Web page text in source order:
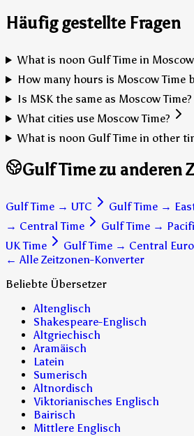
Häufig gestellte Fragen
What is noon Gulf Time in Moscow
How many hours is Moscow Time
Is MSK the same as Moscow Time?
What cities use Moscow Time?
What is noon Gulf Time in other
Gulf Time zu anderen
Gulf Time → UTC Gulf Time →
→ Central Time Gulf Time →
UK Time
Gulf Time → Central
← Alle Zeitzonen-Konverter
Beliebte Übersetzer
Altenglisch
Shakespeare-Englisch
Altgriechisch
Aramäisch
Latein
Sumerisch
Altnordisch
Viktorianisches Englisch
Bairisch
Mittlere Englisch